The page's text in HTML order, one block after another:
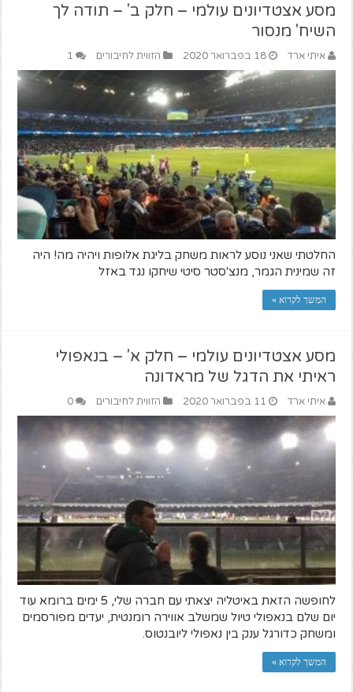
מסע אצטדיונים עולמי – חלק ב' – תודה לך
השיח' מנסור
איתי ארד 18 בפברואר 2020 הזווית לחיבורים 1
החלטתי שאני נוסע לראות משחק בליגת אלופות ויהיה מה! היה
זה שמינית הגמר, מנצ'סטר סיטי שיחקו נגד באזל
המשך לקרוא »
מסע אצטדיונים עולמי – חלק א' – בנאפולי
ראיתי את הדגל של מראדונה
איתי ארד 11 בפברואר 2020 הזווית לחיבורים 0
לחופשה הזאת באיטליה יצאתי עם חברה שלי, 5 ימים ברומא עוד
יום שלם בנאפולי טיול שמשלב אווירה רומנטית, יעדים מפורסמים
ומשחק כדורגל ענק בין נאפולי ליובנטוס.
המשך לקרוא »